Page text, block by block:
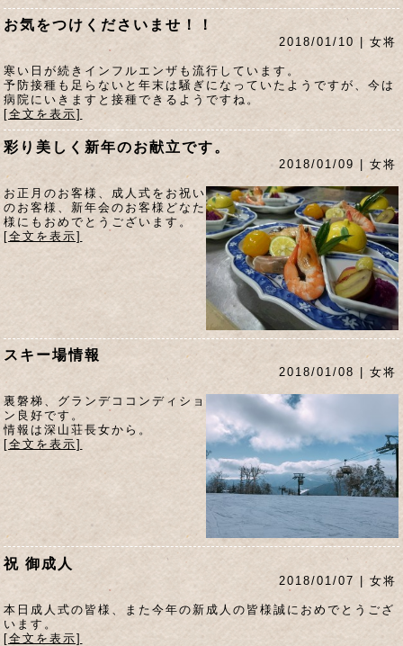
お気をつけくださいませ！！
2018/01/10 | 女将
寒い日が続きインフルエンザも流行しています。
予防接種も足らないと年末は騒ぎになっていたようですが、今は
病院にいきますと接種できるようですね。
[全文を表示]
彩り美しく新年のお献立です。
2018/01/09 | 女将
お正月のお客様、成人式をお祝い
のお客様、新年会のお客様どなた
様にもおめでとうございます。
[全文を表示]
スキー場情報
2018/01/08 | 女将
裏磐梯、グランデココンディショ
ン良好です。
情報は深山荘長女から。
[全文を表示]
祝 御成人
2018/01/07 | 女将
本日成人式の皆様、また今年の新成人の皆様誠におめでとうござ
います。
[全文を表示]